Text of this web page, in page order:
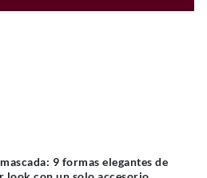
9 formas elegantes de